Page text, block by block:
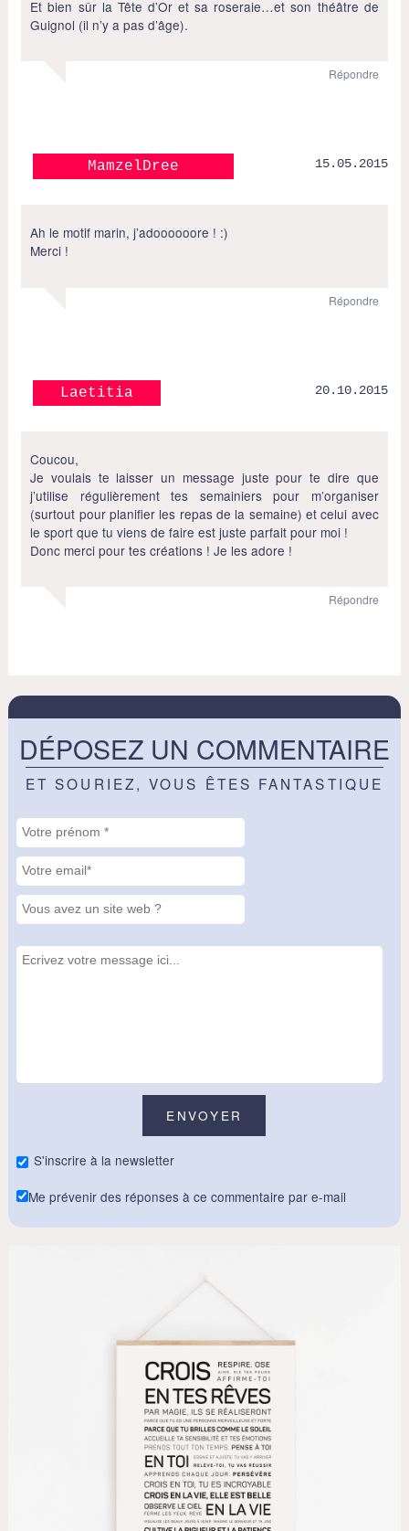
Et bien sûr la Tête d’Or et sa roseraie…et son théâtre de
Guignol (il n’y a pas d’âge).
Répondre
MamzelDree 15.05.2015
Ah le motif marin, j’adoooooore ! :)
Merci !
Répondre
Laetitia 20.10.2015
Coucou,
Je voulais te laisser un message juste pour te dire que
j’utilise régulièrement tes semainiers pour m’organiser
(surtout pour planifier les repas de la semaine) et celui avec
le sport que tu viens de faire est juste parfait pour moi !
Donc merci pour tes créations ! Je les adore !
Répondre
DÉPOSEZ UN COMMENTAIRE
ET SOURIEZ, VOUS ÊTES FANTASTIQUE
S'inscrire à la newsletter
Me prévenir des réponses à ce commentaire par e-mail